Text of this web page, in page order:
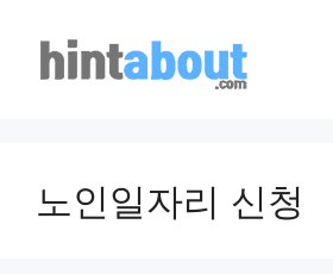
content
노인일자리 신청